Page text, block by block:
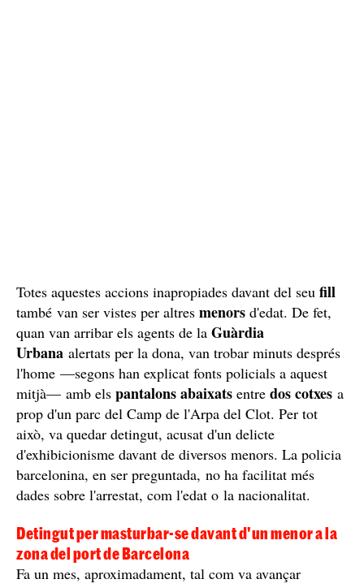
Totes aquestes accions inapropiades davant del seu fill
també van ser vistes per altres menors d'edat. De fet,
quan van arribar els agents de la Guàrdia
Urbana alertats per la dona, van trobar minuts després
l'home —segons han explicat fonts policials a aquest
mitjà— amb els pantalons abaixats entre dos cotxes a
prop d'un parc del Camp de l'Arpa del Clot. Per tot
això, va quedar detingut, acusat d'un delicte
d'exhibicionisme davant de diversos menors. La policia
barcelonina, en ser preguntada, no ha facilitat més
dades sobre l'arrestat, com l'edat o la nacionalitat.
Detingut per masturbar-se davant d'un menor a la
zona del port de Barcelona
Fa un mes, aproximadament, tal com va avançar